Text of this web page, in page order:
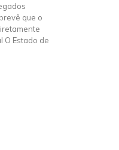
que o
O Estado de